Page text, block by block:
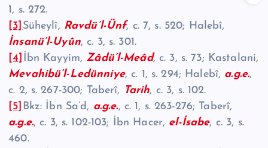
1, s. 272.
[3] Süheylî, Ravdü’l-Ünf, c. 7, s. 520; Halebî,
İnsanü’l-Uyûn, c. 3, s. 301.
[4]
İbn Kayyim, Zâdü’l-Meâd, c. 3, s. 73; Kastalani,
Mevahibü’l-Ledünniye, c. 1, s. 294; Halebî, a.g.e.,
c. 2, s. 267-300; Taberî, Tarih, c. 3, s. 102.
[5] Bkz: İbn Sa’d, a.g.e., c. 1, s. 263-276; Taberî,
a.g.e., c. 3, s. 102-103; İbn Hacer, el-İsabe, c. 3, s.
460.